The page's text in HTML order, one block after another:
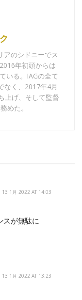
アのシドニーでス
年初頭からは
いる。IAGの全て
なく、2017年4月
上げ、そして監督
めた。
13 1月 2022 AT 14:03
スが無駄に
13 1月 2022 AT 13:23